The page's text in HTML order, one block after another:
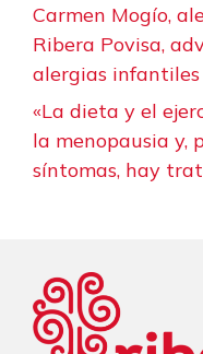
Carmen Mogío,
Ribera Povisa,
alergias infantiles
«La dieta y el
la menopausia y,
síntomas, hay